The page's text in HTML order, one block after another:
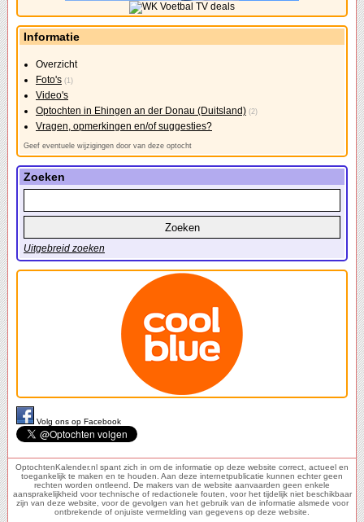
Informatie
Overzicht
Foto's (1)
Video's
Optochten in Ehingen an der Donau (Duitsland) (2)
Vragen, opmerkingen en/of suggesties?
Geef eventuele wijzigingen door van deze optocht
Zoeken
Uitgebreid zoeken
Volg ons op Facebook
OptochtenKalender.nl spant zich in om de informatie op deze website correct, actueel en
toegankelijk te maken en te houden. Aan deze internetpublicatie kunnen echter geen
rechten worden ontleend. De makers van de website aanvaarden geen enkele
aansprakelijkheid voor technische of redactionele fouten, voor het tijdelijk niet beschikbaar
zijn van deze website, voor de gevolgen van het gebruik van de informatie alsmede voor
ontbrekende of onjuiste vermelding van gegevens op deze website.